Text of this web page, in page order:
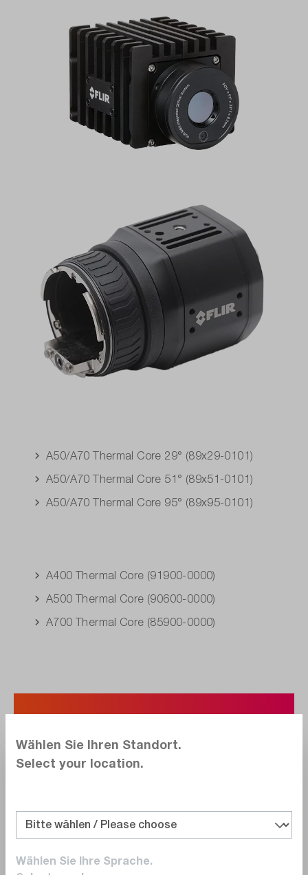
A50/A70 Thermal Core 29° (89x29-0101)
A50/A70 Thermal Core 51° (89x51-0101)
A50/A70 Thermal Core 95° (89x95-0101)
A400 Thermal Core (91900-0000)
A500 Thermal Core (90600-0000)
A700 Thermal Core (85900-0000)
Option T300313, für Axxx
für A50/A70 und Axxx (A400/A500/A700)
Wählen Sie Ihren Standort.
Select your location.
Wählen Sie Ihre Sprache.